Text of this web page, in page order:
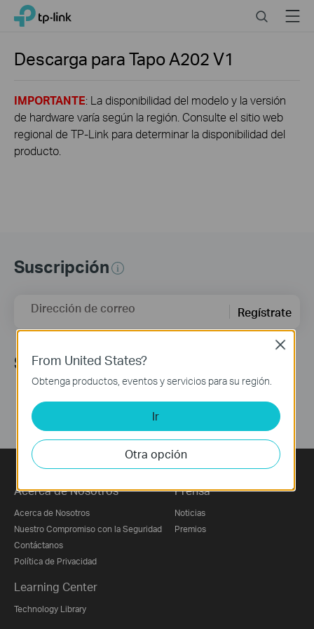
Click
navigation
TP-Link, Reliably Smart SearchMenu
Descarga paraTapo A202V1
IMPORTANTE: La disponibilidad del modelo y la versión
de hardware varía según la región. Consulte el sitio web
regional de TP-Link para determinar la disponibilidad del
producto.
Suscripción
Dirección de correo Regístrate
Síguenos
Acerca de Nosotros
Acerca de Nosotros
Nuestro Compromiso con la Seguridad
Contáctanos
Política de Privacidad
Prensa
Noticias
Premios
Learning Center
Technology Library
From United States?
Obtenga productos, eventos y servicios para su región.
Ir
Otra opción
Close